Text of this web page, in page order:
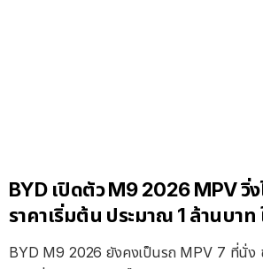
BYD เปิดตัว M9 2026 MPV วิ่
ราคาเริ่มต้น ประมาณ 1 ล้านบาท
BYD M9 2026 ยังคงเป็นรถ MPV 7 ที่นั่ง